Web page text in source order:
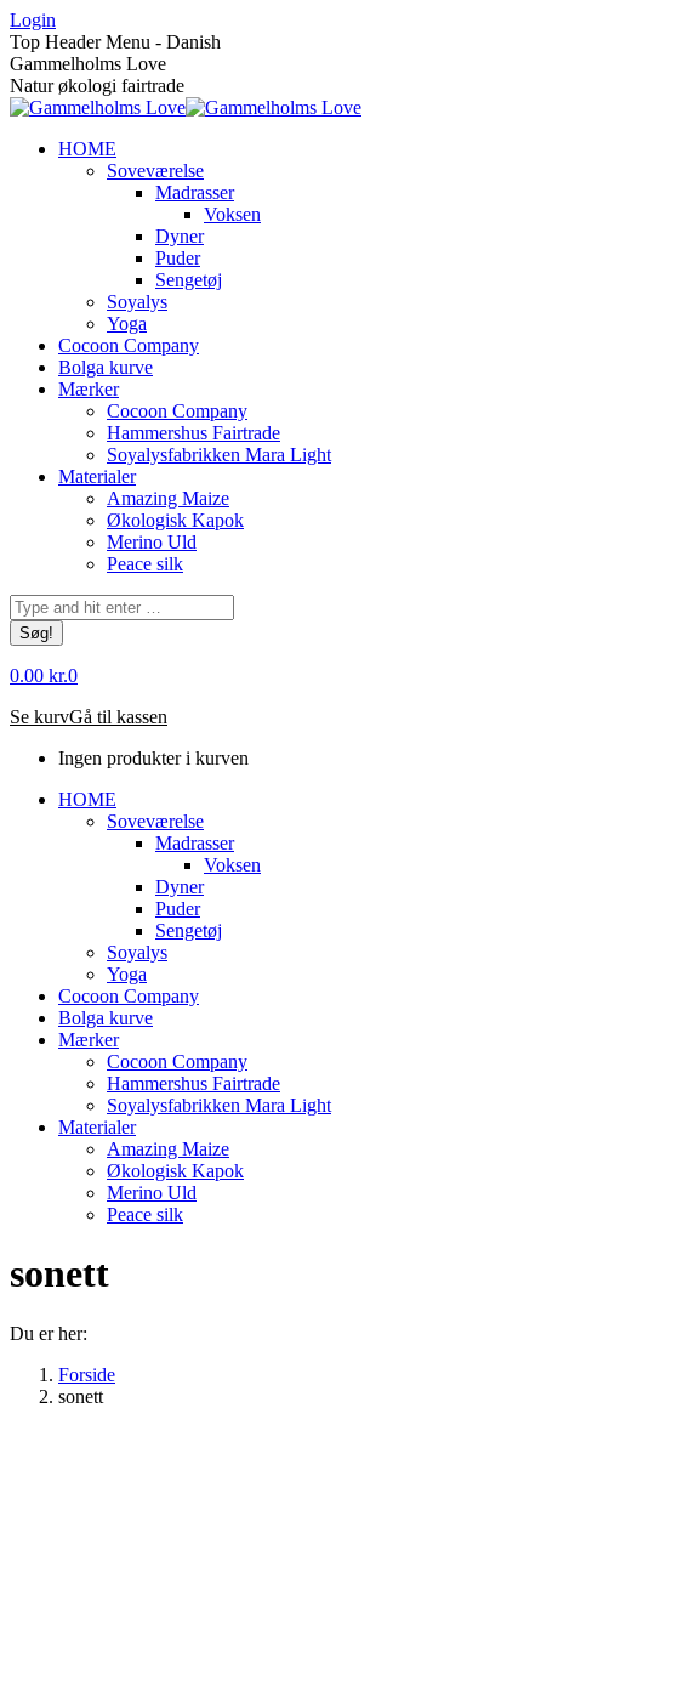
Skip
to
content
Login
Top Header Menu - Danish
Gammelholms Love
Natur økologi fairtrade
HOME
Soveværelse
Madrasser
Voksen
Dyner
Puder
Sengetøj
Soyalys
Yoga
Cocoon Company
Bolga kurve
Mærker
Cocoon Company
Hammershus Fairtrade
Soyalysfabrikken Mara Light
Materialer
Amazing Maize
Økologisk Kapok
Merino Uld
Peace silk
Søg:
0.00 kr.0
Se kurvGå til kassen
Ingen produkter i kurven
HOME
Soveværelse
Madrasser
Voksen
Dyner
Puder
Sengetøj
Soyalys
Yoga
Cocoon Company
Bolga kurve
Mærker
Cocoon Company
Hammershus Fairtrade
Soyalysfabrikken Mara Light
Materialer
Amazing Maize
Økologisk Kapok
Merino Uld
Peace silk
sonett
Du er her:
Forside
sonett